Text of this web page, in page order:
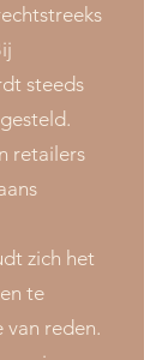
steeds
retailers
zich het
te
van reden.